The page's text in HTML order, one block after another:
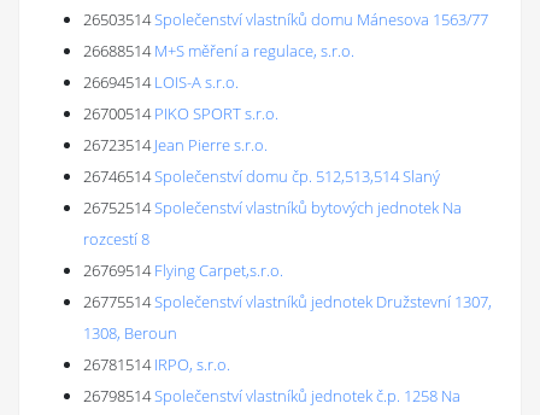
26503514Společenství vlastníků domu Mánesova 1563/77
26688514 M+S měření a regulace, s.r.o.
26694514 LOIS-A s.r.o.
26700514 PIKO SPORT s.r.o.
26723514 Jean Pierre s.r.o.
26746514Společenství domu čp. 512,513,514 Slaný
26752514Společenství vlastníků bytových jednotek Na
rozcestí 8
26769514 Flying Carpet,s.r.o.
26775514Společenství vlastníků jednotek Družstevní 1307,
1308, Beroun
26781514 IRPO, s.r.o.
26798514Společenství vlastníků jednotek č.p. 1258 Na